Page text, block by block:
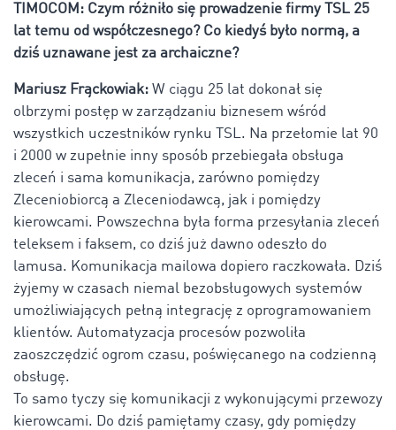
TIMOCOM: Czym różniło się prowadzenie firmy TSL 25
lat temu od współczesnego? Co kiedyś było normą, a
dziś uznawane jest za archaiczne?
Mariusz Frąckowiak: W ciągu 25 lat dokonał się
olbrzymi postęp w zarządzaniu biznesem wśród
wszystkich uczestników rynku TSL. Na przełomie lat 90
i 2000 w zupełnie inny sposób przebiegała obsługa
zleceń i sama komunikacja, zarówno pomiędzy
Zleceniobiorcą a Zleceniodawcą, jak i pomiędzy
kierowcami. Powszechna była forma przesyłania zleceń
teleksem i faksem, co dziś już dawno odeszło do
lamusa. Komunikacja mailowa dopiero raczkowała. Dziś
żyjemy w czasach niemal bezobsługowych systemów
umożliwiających pełną integrację z oprogramowaniem
klientów. Automatyzacja procesów pozwoliła
zaoszczędzić ogrom czasu, poświęcanego na codzienną
obsługę.
To samo tyczy się komunikacji z wykonującymi przewozy
kierowcami. Do dziś pamiętamy czasy, gdy pomiędzy